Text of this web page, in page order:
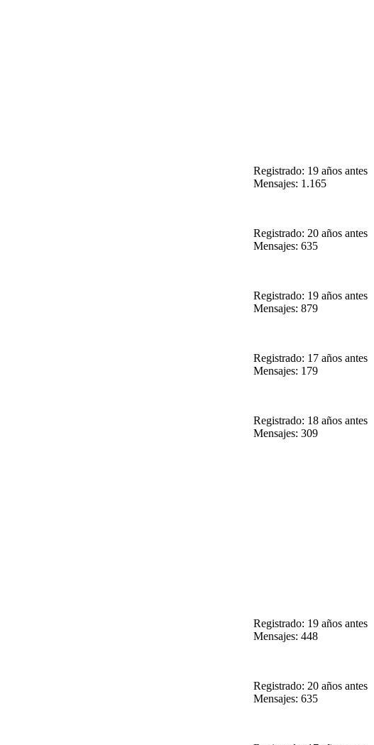
Registrado: 19 años antes
Mensajes: 1.165
Registrado: 20 años antes
Mensajes: 635
Registrado: 19 años antes
Mensajes: 879
Registrado: 17 años antes
Mensajes: 179
Registrado: 18 años antes
Mensajes: 309
Registrado: 19 años antes
Mensajes: 448
Registrado: 20 años antes
Mensajes: 635